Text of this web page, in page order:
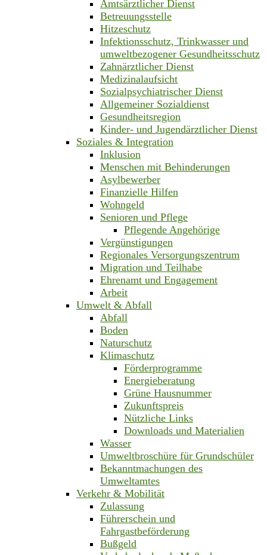
Amtsärztlicher Dienst
Betreuungsstelle
Hitzeschutz
Infektionsschutz, Trinkwasser und
umweltbezogener Gesundheitsschutz
Zahnärztlicher Dienst
Medizinalaufsicht
Sozialpsychiatrischer Dienst
Allgemeiner Sozialdienst
Gesundheitsregion
Kinder- und Jugendärztlicher Dienst
Soziales & Integration
Inklusion
Menschen mit Behinderungen
Asylbewerber
Finanzielle Hilfen
Wohngeld
Senioren und Pflege
Pflegende Angehörige
Vergünstigungen
Regionales Versorgungszentrum
Migration und Teilhabe
Ehrenamt und Engagement
Arbeit
Umwelt & Abfall
Abfall
Boden
Naturschutz
Klimaschutz
Förderprogramme
Energieberatung
Grüne Hausnummer
Zukunftspreis
Nützliche Links
Downloads und Materialien
Wasser
Umweltbroschüre für Grundschüler
Bekanntmachungen des
Umweltamtes
Verkehr & Mobilität
Zulassung
Führerschein und
Fahrgastbeförderung
Bußgeld